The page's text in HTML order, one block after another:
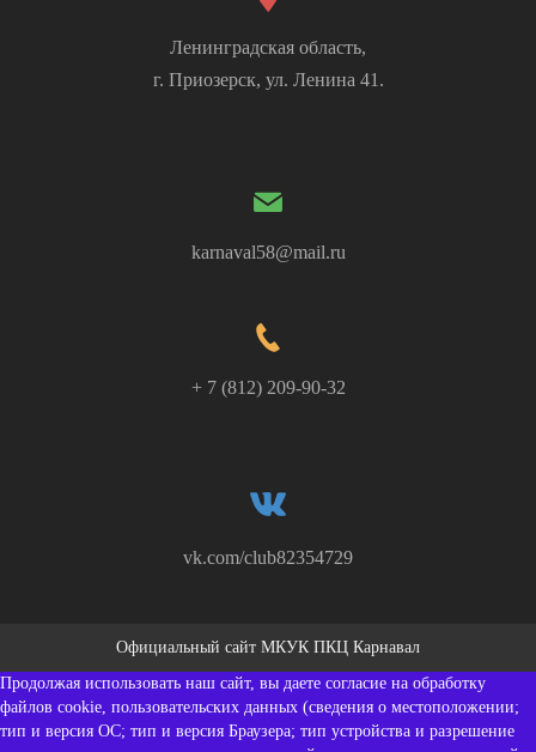
Ленинградская область,
г. Приозерск, ул. Ленина 41.
karnaval58@mail.ru
+ 7 (812) 209-90-32
vk.com/club82354729
Официальный сайт МКУК ПКЦ Карнавал
Продолжая использовать наш сайт, вы даете согласие на обработку
файлов cookie, пользовательских данных (сведения о местоположении;
тип и версия ОС; тип и версия Браузера; тип устройства и разрешение